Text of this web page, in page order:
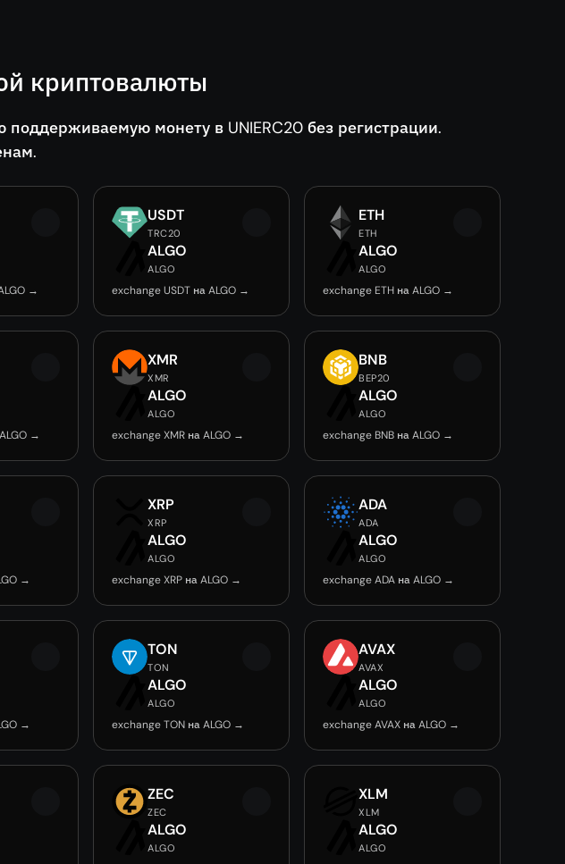
криптовалюты
монету в UNIERC20 без регистрации.
→
USDT
TRC20
ALGO
ALGO
exchange USDT на ALGO →
ETH
ETH
ALGO
ALGO
exchange ETH на ALGO →
→
XMR
XMR
ALGO
ALGO
exchange XMR на ALGO →
BNB
BEP20
ALGO
ALGO
exchange BNB на ALGO →
→
XRP
XRP
ALGO
ALGO
exchange XRP на ALGO →
ADA
ADA
ALGO
ALGO
exchange ADA на ALGO →
→
TON
TON
ALGO
ALGO
exchange TON на ALGO →
AVAX
AVAX
ALGO
ALGO
exchange AVAX на ALGO →
ZEC
ZEC
ALGO
ALGO
XLM
XLM
ALGO
ALGO